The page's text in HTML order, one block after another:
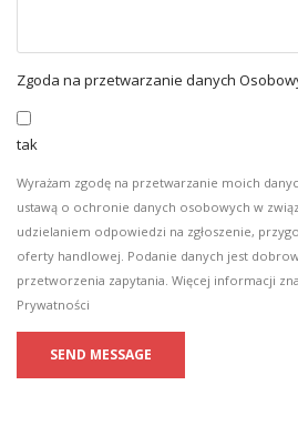
Zgoda na przetwarzanie danych
tak
Wyrażam zgodę na przetwarzanie moich
ustawą o ochronie danych osobowych w
udzielaniem odpowiedzi na zgłoszenie,
oferty handlowej. Podanie danych jest
przetworzenia zapytania. Więcej informacji
Prywatności